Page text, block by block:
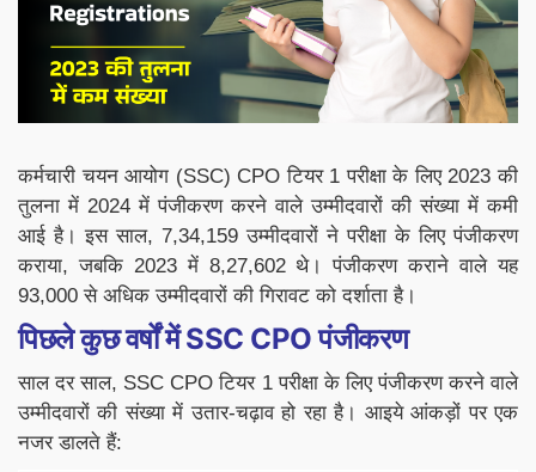
कर्मचारी चयन आयोग (SSC) CPO टियर 1 परीक्षा के लिए 2023 की
तुलना में 2024 में पंजीकरण करने वाले उम्मीदवारों की संख्या में कमी
आई है। इस साल, 7,34,159 उम्मीदवारों ने परीक्षा के लिए पंजीकरण
कराया, जबकि 2023 में 8,27,602 थे। पंजीकरण कराने वाले यह
93,000 से अधिक उम्मीदवारों की गिरावट को दर्शाता है।
पिछले कुछ वर्षों मेंSSC CPOपंजीकरण
साल दर साल, SSC CPO टियर 1 परीक्षा के लिए पंजीकरण करने वाले
उम्मीदवारों की संख्या में उतार-चढ़ाव हो रहा है। आइये आंकड़ों पर एक
नजर डालते हैं: